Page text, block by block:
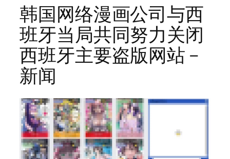
韩国网络漫画公司与西
班牙当局共同努力关闭
西班牙主要盗版网站 –
新闻